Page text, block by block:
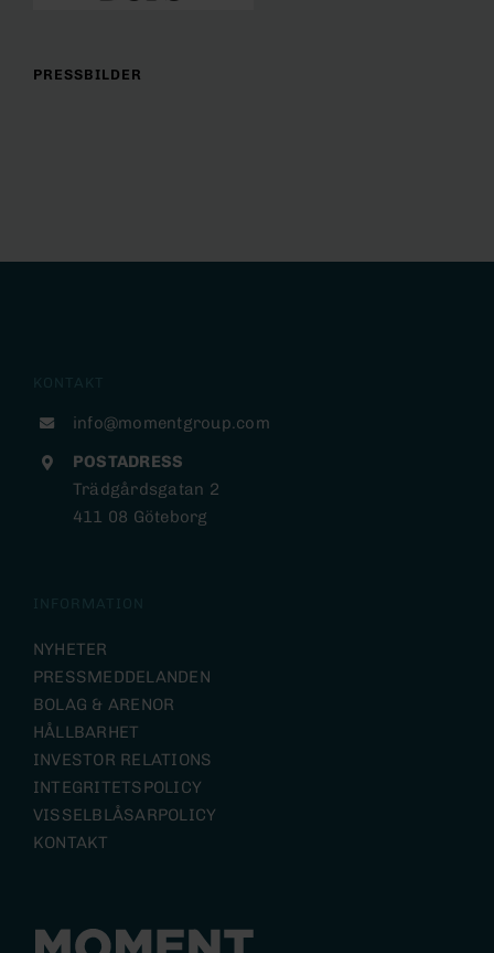
PRESSBILDER
NYHETER
PRESSMEDDELANDEN
BOLAG & ARENOR
HÅLLBARHET
INVESTOR RELATIONS
INTEGRITETSPOLICY
VISSELBLÅSARPOLICY
KONTAKT
info@momentgroup.com
POSTADRESS
Trädgårdsgatan 2
411 08 Göteborg